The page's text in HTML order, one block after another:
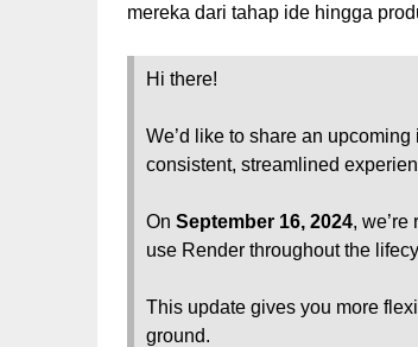
mereka dari tahap ide hingga
Hi there!
We’d like to share an
consistent, streamlined
On September 16, 2024, we’re
use Render throughout the
This update gives you more
ground.